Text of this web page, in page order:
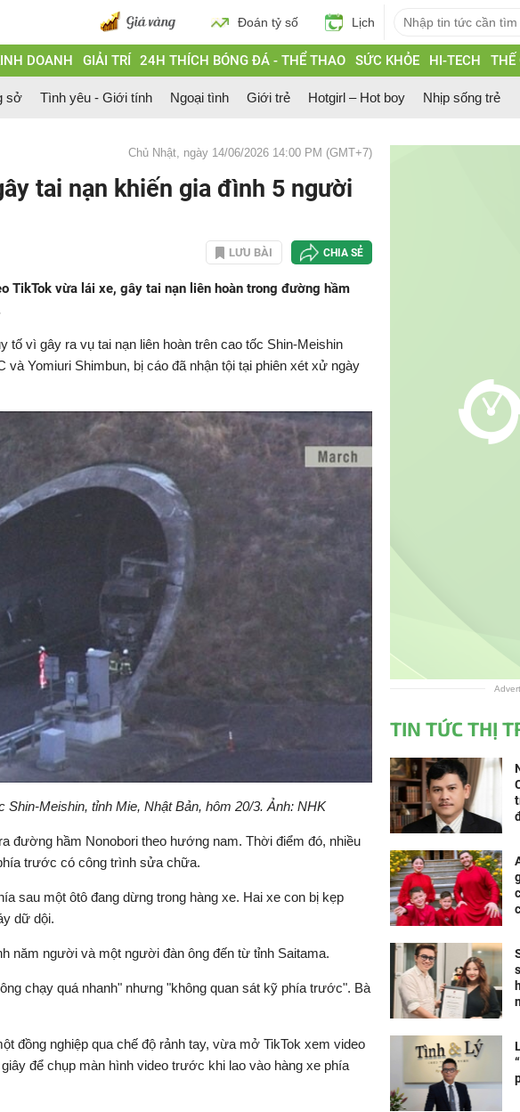
Đoán tỷ số Lịch
DOANH GIẢI TRÍ 24H THÍCH BÓNG ĐÁ - THỂ THAO SỨC KHỎE HI-TECH THẾ
sở Tình yêu - Giới tính Ngoại tình Giới trẻ Hotgirl – Hot boy Nhịp sống trẻ
Chủ Nhật, ngày 14/06/2026 14:00 PM (GMT+7)
tai nạn khiến gia đình 5 người
LƯU BÀI CHIA SẺ
TikTok vừa lái xe, gây tai nạn liên hoàn trong đường hầm
tố vì gây ra vụ tai nạn liên hoàn trên cao tốc Shin-Meishin
và Yomiuri Shimbun, bị cáo đã nhận tội tại phiên xét xử ngày
Meishin, tỉnh Mie, Nhật Bản, hôm 20/3. Ảnh: NHK
đường hầm Nonobori theo hướng nam. Thời điểm đó, nhiều
trước có công trình sửa chữa.
sau một ôtô đang dừng trong hàng xe. Hai xe con bị kẹp
dữ dội.
năm người và một người đàn ông đến từ tỉnh Saitama.
chạy quá nhanh" nhưng "không quan sát kỹ phía trước". Bà
đồng nghiệp qua chế độ rảnh tay, vừa mở TikTok xem video
để chụp màn hình video trước khi lao vào hàng xe phía
TIN TỨC THỊ